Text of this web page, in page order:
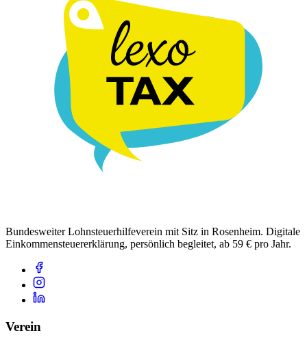
Bundesweiter Lohnsteuerhilfeverein mit Sitz in Rosenheim. Digitale
Einkommensteuererklärung, persönlich begleitet, ab 59 € pro Jahr.
Verein